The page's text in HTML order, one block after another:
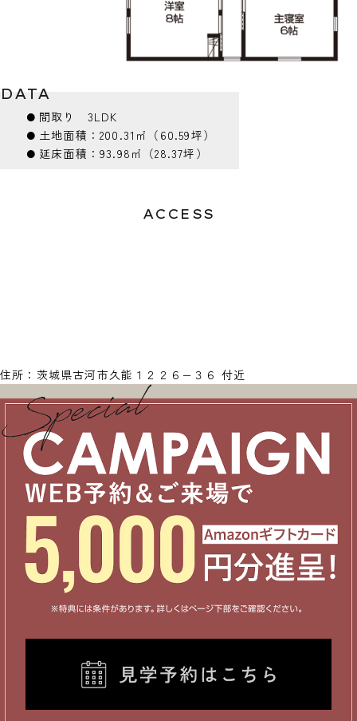
DATA
⚫︎ 間取り 3LDK
⚫︎ 土地面積：200.31㎡（60.59坪）
⚫︎ 延床面積：93.98㎡（28.37坪）
ACCESS
住所：茨城県古河市久能１２２６−３６ 付近